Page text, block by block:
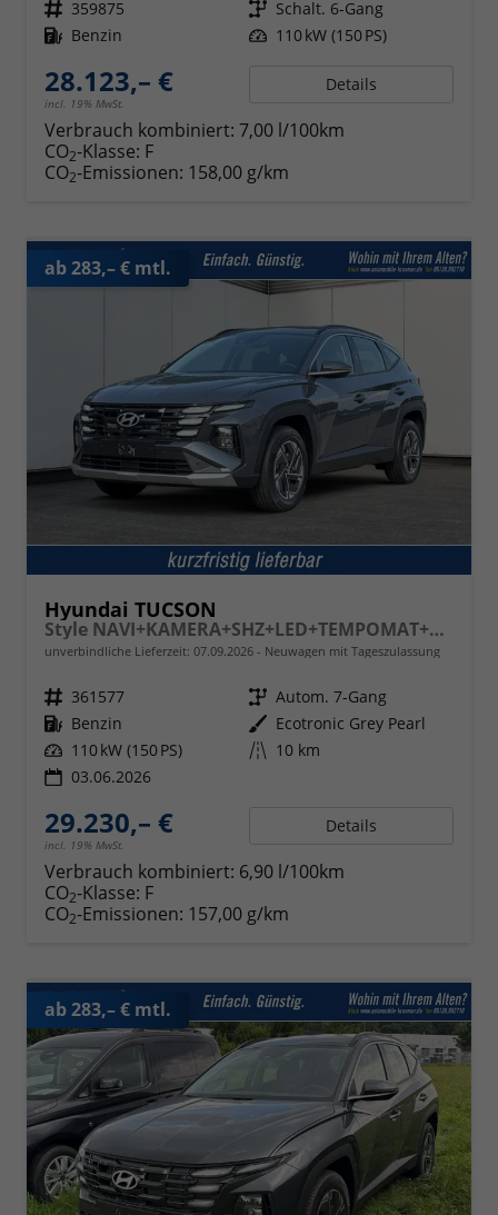
Fahrzeugnr. 359875 Getriebe Schalt. 6-Gang
Kraftstoff Benzin Leistung 110 kW (150 PS)
28.123,– €
incl. 19% MwSt.
Details
Verbrauch kombiniert: 7,00 l/100km
CO2-Klasse: F
CO2-Emissionen: 158,00 g/km
ab 283,– € mtl.
Hyundai TUCSON
Style NAVI+KAMERA+SHZ+LED+TEMPOMAT+17" ALU+PDC
unverbindliche Lieferzeit: 07.09.2026 Neuwagen mit Tageszulassung
Fahrzeugnr. 361577 Getriebe Autom. 7-Gang
Kraftstoff Benzin Außenfarbe Ecotronic Grey Pearl
Leistung 110 kW (150 PS) Kilometerstand 10 km
03.06.2026
29.230,– €
incl. 19% MwSt.
Details
Verbrauch kombiniert: 6,90 l/100km
CO2-Klasse: F
CO2-Emissionen: 157,00 g/km
ab 283,– € mtl.